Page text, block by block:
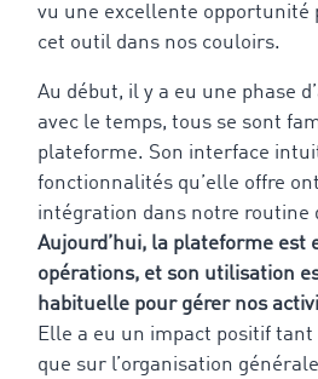
vu une excellente opportunité
cet outil dans nos couloirs.
Au début, il y a eu une phase
avec le temps, tous se sont
plateforme. Son interface
fonctionnalités qu’elle offre
intégration dans notre routine
Aujourd’hui, la plateforme est
opérations, et son utilisation
habituelle pour gérer nos
Elle a eu un impact positif
que sur l’organisation